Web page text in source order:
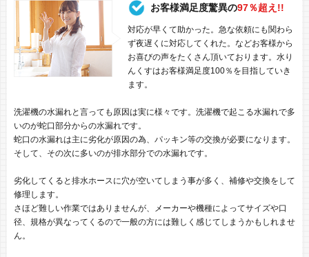
お客様満足度驚異の97％超え!!
対応が早くて助かった。急な依頼にも関わら
ず夜遅くに対応してくれた。などお客様から
お喜びの声をたくさん頂いております。水り
んくすはお客様満足度100％を目指していき
ます。
洗濯機の水漏れと言っても原因は実に様々です。洗濯機で起こる水漏れで多
いのが蛇口部分からの水漏れです。
蛇口の水漏れは主に劣化が原因の為、パッキン等の交換が必要になります。
そして、その次に多いのが排水部分での水漏れです。
劣化してくると排水ホースに穴が空いてしまう事が多く、補修や交換をして
修理します。
さほど難しい作業ではありませんが、メーカーや機種によってサイズや口
径、規格が異なってくるので一般の方には難しく感じてしまうかもしれませ
ん。